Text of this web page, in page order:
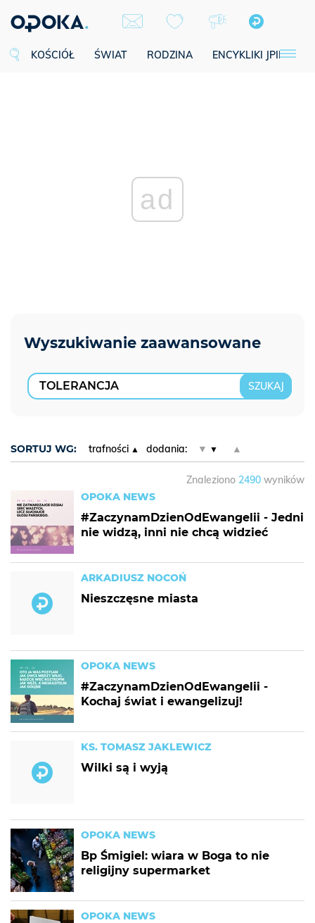
KOŚCIÓŁ ŚWIAT RODZINA ENCYKLIKI JPII
ad
SORTUJ WG: trafności dodania: ▼ ▲
Znaleziono 2490 wyników
OPOKA NEWS
#ZaczynamDzienOdEwangelii - Jedni
nie widzą, inni nie chcą widzieć
ARKADIUSZ NOCOŃ
Nieszczęsne miasta
OPOKA NEWS
#ZaczynamDzienOdEwangelii -
Kochaj świat i ewangelizuj!
KS. TOMASZ JAKLEWICZ
Wilki są i wyją
OPOKA NEWS
Bp Śmigiel: wiara w Boga to nie
religijny supermarket
OPOKA NEWS